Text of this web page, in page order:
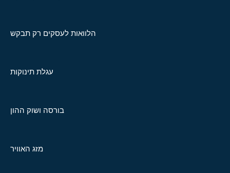
הלוואות לעסקים רק תבקש
עגלת תינוקות
בורסה ושוק ההון
מזג האוויר